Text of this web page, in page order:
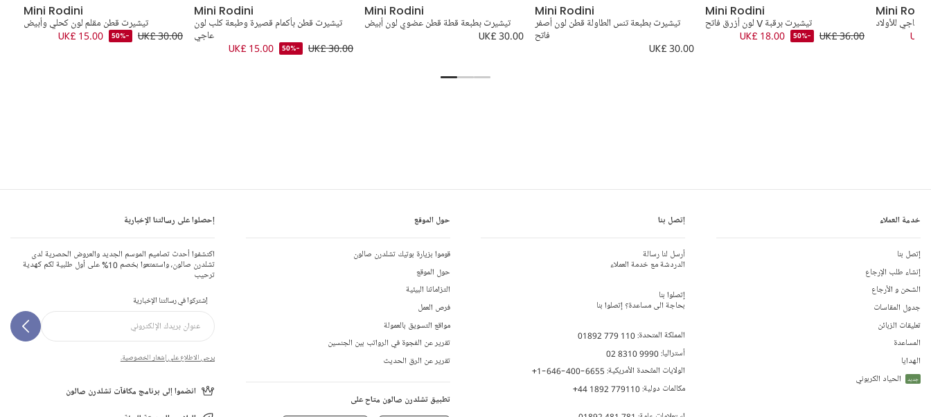
Mini Rodini
تيشيرت قطن مقلم لون كحلي وأبيض
UK£ 30.00
-50%
UK£ 15.00
Mini Rodini
تيشيرت قطن بأكمام قصيرة وطبعة كلب لون
عاجي
UK£ 30.00
-50%
UK£ 15.00
Mini Rodini
تيشيرت بطبعة قطة قطن عضوي لون أبيض
UK£ 30.00
Mini Rodini
تيشيرت بطبعة تنس الطاولة قطن لون أصفر
فاتح
UK£ 30.00
Mini Rodini
تيشيرت برقبة V لون أزرق فاتح
UK£ 36.00
-50%
UK£ 18.00
Mini
عاجي للأولاد
خدمة العملاء
إتصل بنا
إنشاء طلب الإرجاع
الشحن و الأرجاع
جدول المقاسات
تعليقات الزبائن
المساعدة
الهدايا
جديد الحياد الكربوني
إتصل بنا
أرسل لنا رسالة
الدردشة مع خدمة العملاء
إتصلوا بنا
بحاجة الى مساعدة؟ إتصلوا بنا
المملكة المتحدة:01892 779 110
أستراليا:02 8310 9990
الولايات المتّحدة الأمريكية: +1-646-400-6655
مكالمات دولية:+44 1892 779110
حول الموقع
قوموا بزيارة بوتيك تشلدرن صالون
حول الموقع
التزاماتنا البيئية
فرص العمل
مواقع التسويق بالعمولة
تقرير عن الفجوة في الرواتب بين الجنسين
تقرير عن الرق الحديث
تطبيق تشلدرن صالون متاح على
إحصلوا على رسالتنا الإخبارية
اكتشفوا أحدث تصاميم الموسم الجديد والعروض الحصرية لدى
تشلدرن صالون، واستمتعوا بخصم 10% على أول طلبية لكم كهدية
ترحيب
إشتركوا في رسالتنا الإخبارية
يرجى الاطلاع على إشعار الخصوصية.
انضموا إلى برنامج مكافآت تشلدرن صالون